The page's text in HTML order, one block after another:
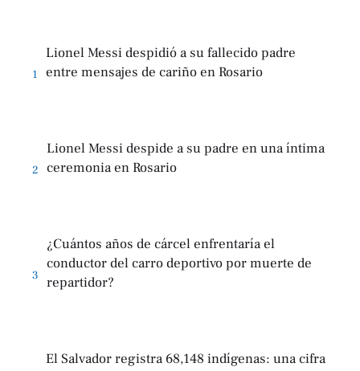
1
Lionel Messi despidió a su fallecido padre
entre mensajes de cariño en Rosario
2
Lionel Messi despide a su padre en una íntima
ceremonia en Rosario
3
¿Cuántos años de cárcel enfrentaría el
conductor del carro deportivo por muerte de
repartidor?
El Salvador registra 68,148 indígenas: una cifra